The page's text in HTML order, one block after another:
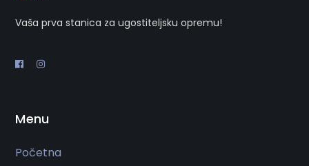
Vaša prva stanica za ugostiteljsku opremu!
Menu
Početna